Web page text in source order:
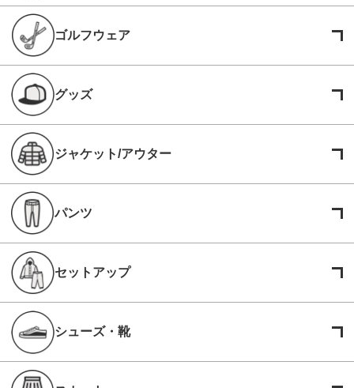
ゴルフウェア
グッズ
ジャケット/アウター
パンツ
セットアップ
シューズ・靴